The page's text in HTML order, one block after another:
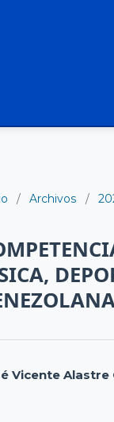
/ Archivos /
Vicente Alastre